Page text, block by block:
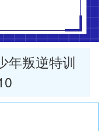
年叛逆特训